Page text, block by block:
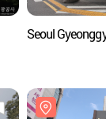
Seoul